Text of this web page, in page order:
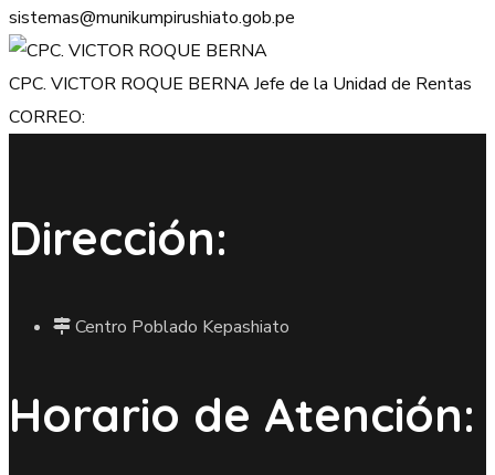
sistemas@munikumpirushiato.gob.pe
CPC. VICTOR ROQUE BERNAJefe de la Unidad de Rentas
CORREO:
Dirección:
Centro Poblado Kepashiato
Horario de Atención: